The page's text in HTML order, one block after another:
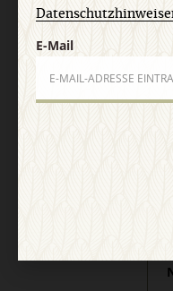
Vertrag widerrufen
E-Mail